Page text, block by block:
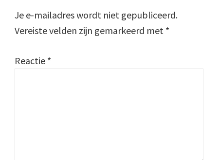
Je e-mailadres wordt niet gepubliceerd.
Vereiste velden zijn gemarkeerd met *
Reactie *